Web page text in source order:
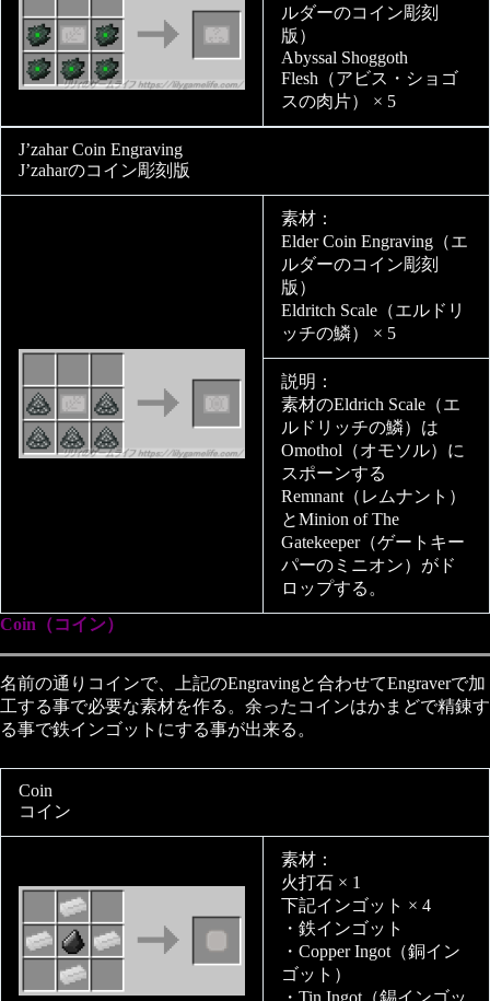
ルダーのコイン彫刻
版）
Abyssal Shoggoth
Flesh（アビス・ショゴ
スの肉片） × 5
J’zahar Coin Engraving
J’zaharのコイン彫刻版
素材：
Elder Coin Engraving（エ
ルダーのコイン彫刻
版）
Eldritch Scale（エルドリ
ッチの鱗） × 5
説明：
素材のEldrich Scale（エ
ルドリッチの鱗）は
Omothol（オモソル）に
スポーンする
Remnant（レムナント）
とMinion of The
Gatekeeper（ゲートキー
パーのミニオン）がド
ロップする。
Coin（コイン）
名前の通りコインで、上記のEngravingと合わせてEngraverで加
工する事で必要な素材を作る。余ったコインはかまどで精錬す
る事で鉄インゴットにする事が出来る。
Coin
コイン
素材：
火打石 × 1
下記インゴット × 4
・鉄インゴット
・Copper Ingot（銅イン
ゴット）
・Tin Ingot（錫インゴッ